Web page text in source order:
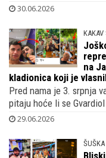
30.06.2026
KAKAV
na
kladionica koji je
Pred nama je 3. srpnja
pitaju hoće li se
29.06.2026